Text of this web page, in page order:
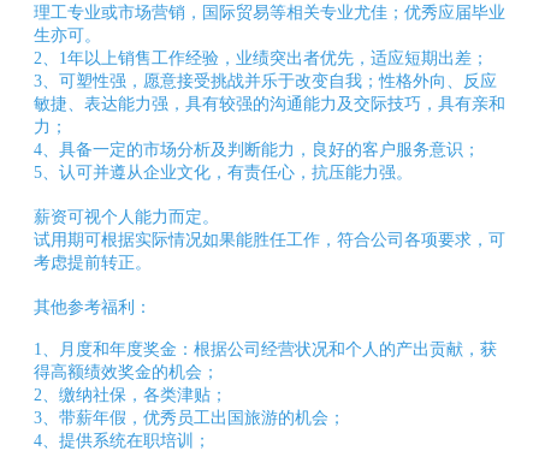
新
闻
中
心
产
品
中
营
销
中
平
台
服
务
理工专业或市场营销，国际贸易等相关专业尤佳；优秀应届毕业
生亦可。
2、1年以上销售工作经验，业绩突出者优先，适应短期出差；
3、可塑性强，愿意接受挑战并乐于改变自我；性格外向、反应
敏捷、表达能力强，具有较强的沟通能力及交际技巧，具有亲和
力；
4、具备一定的市场分析及判断能力，良好的客户服务意识；
5、认可并遵从企业文化，有责任心，抗压能力强。
薪资可视个人能力而定。
试用期可根据实际情况如果能胜任工作，符合公司各项要求，可
考虑提前转正。
其他参考福利：
1、月度和年度奖金：根据公司经营状况和个人的产出贡献，获
得高额绩效奖金的机会；
2、缴纳社保，各类津贴；
3、带薪年假，优秀员工出国旅游的机会；
4、提供系统在职培训；